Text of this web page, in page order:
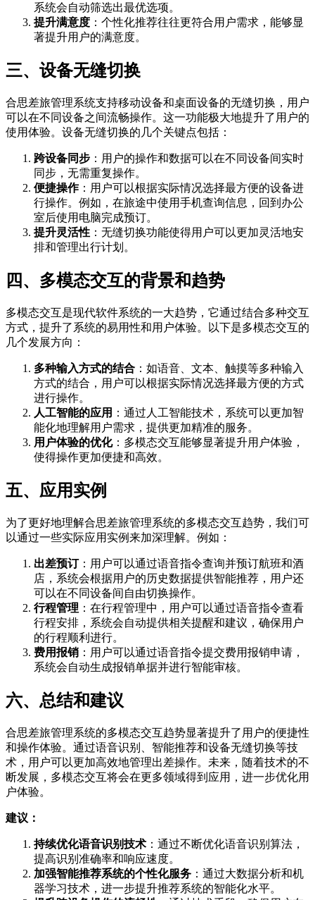
系统会自动筛选出最优选项。
提升满意度 ：个性化推荐往往更符合用户需求，能够显
著提升用户的满意度。
三、设备无缝切换
合思差旅管理系统支持移动设备和桌面设备的无缝切换，用户
可以在不同设备之间流畅操作。这一功能极大地提升了用户的
使用体验。设备无缝切换的几个关键点包括：
跨设备同步 ：用户的操作和数据可以在不同设备间实时
同步，无需重复操作。
便捷操作：用户可以根据实际情况选择最方便的设备进
行操作。例如，在旅途中使用手机查询信息，回到办公
室后使用电脑完成预订。
提升灵活性 ：无缝切换功能使得用户可以更加灵活地安
排和管理出行计划。
四、多模态交互的背景和趋势
多模态交互是现代软件系统的一大趋势，它通过结合多种交互
方式，提升了系统的易用性和用户体验。以下是多模态交互的
几个发展方向：
多种输入方式的结合 ：如语音、文本、触摸等多种输入
方式的结合，用户可以根据实际情况选择最方便的方式
进行操作。
人工智能的应用 ：通过人工智能技术，系统可以更加智
能化地理解用户需求，提供更加精准的服务。
用户体验的优化：多模态交互能够显著提升用户体验，
使得操作更加便捷和高效。
五、应用实例
为了更好地理解合思差旅管理系统的多模态交互趋势，我们可
以通过一些实际应用实例来加深理解。例如：
出差预订：用户可以通过语音指令查询并预订航班和酒
店，系统会根据用户的历史数据提供智能推荐，用户还
可以在不同设备间自由切换操作。
行程管理 ：在行程管理中，用户可以通过语音指令查看
行程安排，系统会自动提供相关提醒和建议，确保用户
的行程顺利进行。
费用报销 ：用户可以通过语音指令提交费用报销申请，
系统会自动生成报销单据并进行智能审核。
六、总结和建议
合思差旅管理系统的多模态交互趋势显著提升了用户的便捷性
和操作体验。通过语音识别、智能推荐和设备无缝切换等技
术，用户可以更加高效地管理出差操作。未来，随着技术的不
断发展，多模态交互将会在更多领域得到应用，进一步优化用
户体验。
建议：
持续优化语音识别技术 ：通过不断优化语音识别算法，
提高识别准确率和响应速度。
加强智能推荐系统的个性化服务 ：通过大数据分析和机
器学习技术，进一步提升推荐系统的智能化水平。